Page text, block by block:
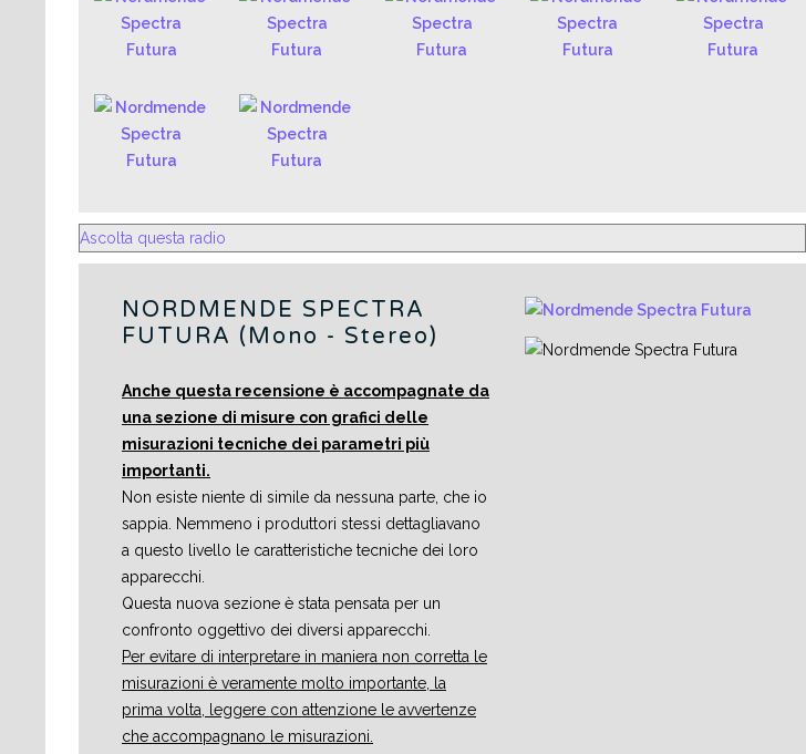
Ascolta questa radio
NORDMENDE SPECTRA
FUTURA (Mono - Stereo)
Anche questa recensione è accompagnate da
una sezione di misure con grafici delle
misurazioni tecniche dei parametri più
importanti.
Non esiste niente di simile da nessuna parte, che io
sappia. Nemmeno i produttori stessi dettagliavano
a questo livello le caratteristiche tecniche dei loro
apparecchi.
Questa nuova sezione è stata pensata per un
confronto oggettivo dei diversi apparecchi.
Per evitare di interpretare in maniera non corretta le
misurazioni è veramente molto importante, la
prima volta, leggere con attenzione le avvertenze
che accompagnano le misurazioni.